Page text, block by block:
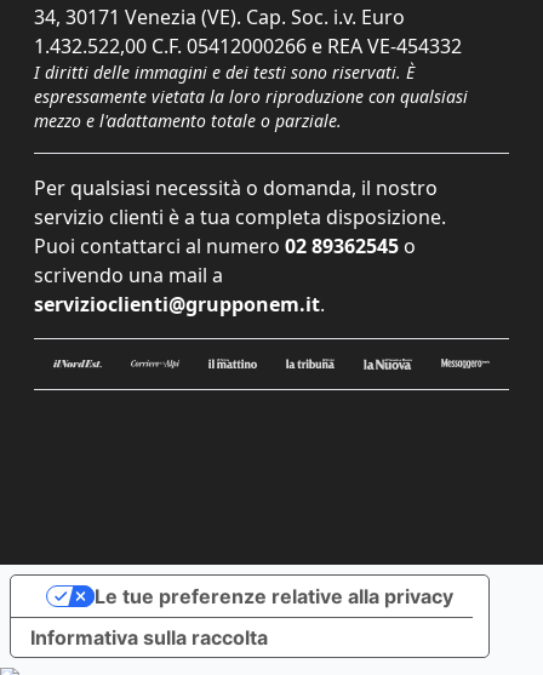
34, 30171 Venezia (VE). Cap. Soc. i.v. Euro
1.432.522,00 C.F. 05412000266 e REA VE-454332
I diritti delle immagini e dei testi sono riservati. È
espressamente vietata la loro riproduzione con qualsiasi
mezzo e l'adattamento totale o parziale.
Per qualsiasi necessità o domanda, il nostro
servizio clienti è a tua completa disposizione.
Puoi contattarci al numero 02 89362545 o
scrivendo una mail a
servizioclienti@grupponem.it.
Informativa sulla raccolta
Le tue preferenze relative alla privacy